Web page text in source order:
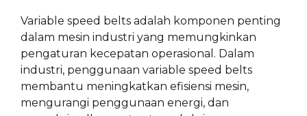
Variable speed belts adalah komponen penting
dalam mesin industri yang memungkinkan
pengaturan kecepatan operasional. Dalam
industri, penggunaan variable speed belts
membantu meningkatkan efisiensi mesin,
mengurangi penggunaan energi, dan